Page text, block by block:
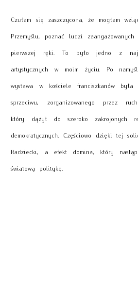
Czułam się zaszczycona, że mogłam
Przemyślu, poznać ludzi
pierwszej ręki. To było jedno z
artystycznych w moim życiu. Po
wystawa w kościele franciszkanów była
sprzeciwu, zorganizowanego przez
który dążył do szeroko zakrojonych
demokratycznych. Częściowo dzięki tej
Radziecki, a efekt domina, który
światową politykę.